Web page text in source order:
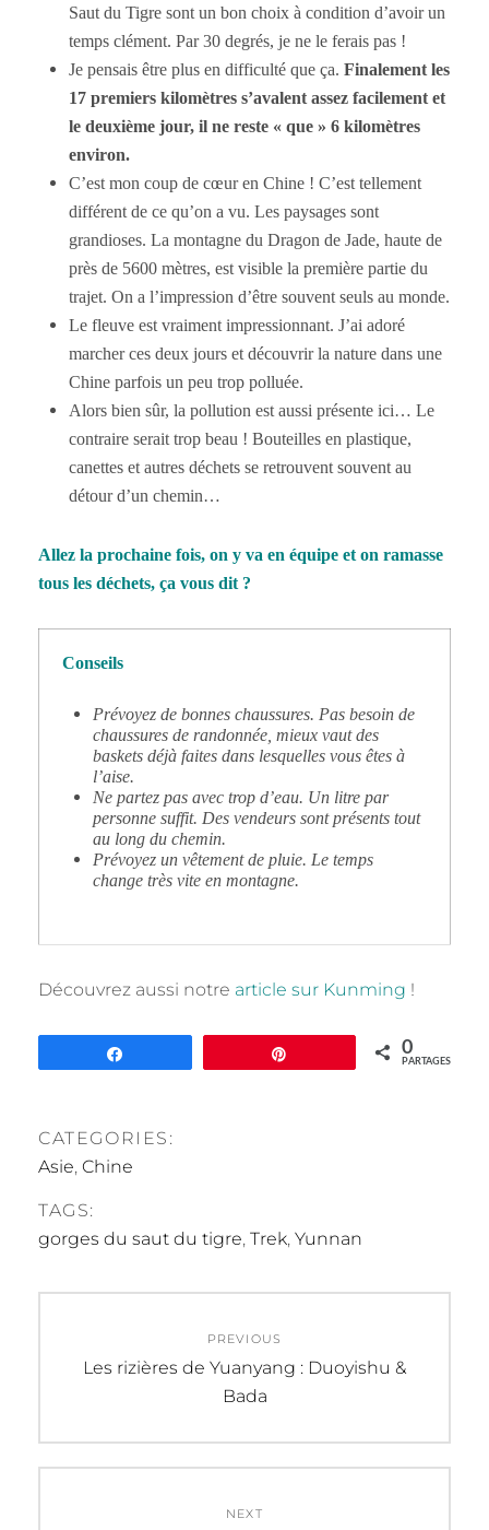
Saut du Tigre sont un bon choix à condition d’avoir un
temps clément. Par 30 degrés, je ne le ferais pas !
Je pensais être plus en difficulté que ça. Finalement les
17 premiers kilomètres s’avalent assez facilement et
le deuxième jour, il ne reste « que » 6 kilomètres
environ.
C’est mon coup de cœur en Chine ! C’est tellement
différent de ce qu’on a vu. Les paysages sont
grandioses. La montagne du Dragon de Jade, haute de
près de 5600 mètres, est visible la première partie du
trajet. On a l’impression d’être souvent seuls au monde.
Le fleuve est vraiment impressionnant. J’ai adoré
marcher ces deux jours et découvrir la nature dans une
Chine parfois un peu trop polluée.
Alors bien sûr, la pollution est aussi présente ici… Le
contraire serait trop beau ! Bouteilles en plastique,
canettes et autres déchets se retrouvent souvent au
détour d’un chemin…
Allez la prochaine fois, on y va en équipe et on ramasse
tous les déchets, ça vous dit ?
Conseils
Prévoyez de bonnes chaussures. Pas besoin de
chaussures de randonnée, mieux vaut des
baskets déjà faites dans lesquelles vous êtes à
l’aise.
Ne partez pas avec trop d’eau. Un litre par
personne suffit. Des vendeurs sont présents tout
au long du chemin.
Prévoyez un vêtement de pluie. Le temps
change très vite en montagne.
Découvrez aussi notre article sur Kunming !
0
PARTAGES
CATEGORIES:
Asie, Chine
TAGS:
gorges du saut du tigre, Trek, Yunnan
PREVIOUS
Previous
Les rizières de Yuanyang : Duoyishu &
Bada
NEXT